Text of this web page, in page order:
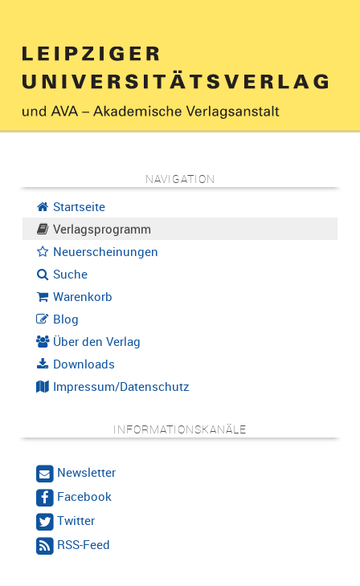
NAVIGATION
Startseite
Verlagsprogramm
Neuerscheinungen
Suche
Warenkorb
Blog
Über den Verlag
Downloads
Impressum/Datenschutz
INFORMATIONSKANÄLE
Newsletter
Facebook
Twitter
RSS-Feed